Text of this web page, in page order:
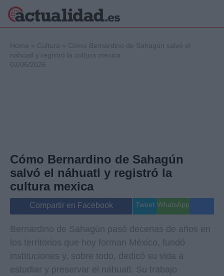
Internacional
Viajes
Gente
Musica
Home » Cultura » Cómo Bernardino de Sahagún salvó el
náhuatl y registró la cultura mexica
03/06/2026
Cómo Bernardino de Sahagún
salvó el náhuatl y registró la
cultura mexica
Compartir en Facebook Tweet WhatsApp
Bernardino de Sahagún pasó decenas de años en
los territorios que hoy forman México, fundó
instituciones y, sobre todo, dedicó su vida a
estudiar y preservar el náhuatl. Su trabajo